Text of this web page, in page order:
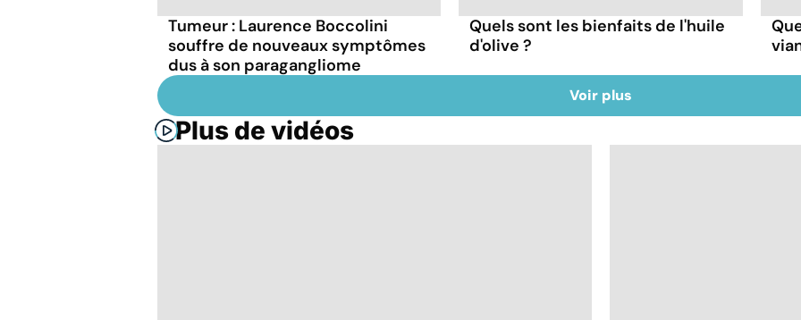
Tumeur : Laurence Boccolini
souffre de nouveaux symptômes
dus à son paragangliome
Quels sont les bienfaits de l'huile
d'olive ?
Voir plus
Plus de vidéos